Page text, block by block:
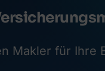
Makler für Ihre